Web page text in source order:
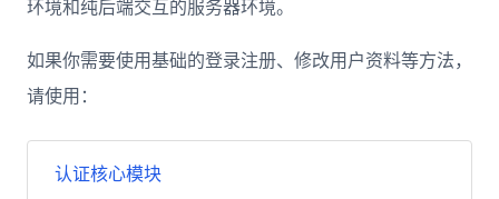
环境和纯后端交互的服务器环境。
如果你需要使用基础的登录注册、修改用户资料等方法，
请使用：
认证核心模块